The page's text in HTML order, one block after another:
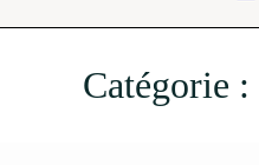
Catégorie :